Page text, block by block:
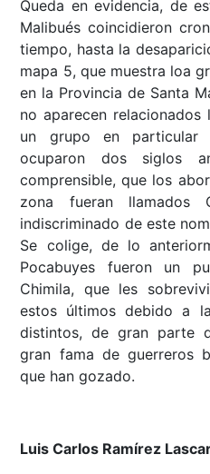
Queda en evidencia, de
Malibués coincidieron
tiempo, hasta la
mapa 5, que muestra loa
en la Provincia de Santa
no aparecen
un grupo en
ocuparon dos siglos
comprensible, que los
zona fueran llamados
indiscriminado de este
Se colige, de lo
Pocabuyes fueron un
Chimila, que les
estos últimos debido a
distintos, de gran parte
gran fama de guerreros
que han gozado.
Luis Carlos Ramírez